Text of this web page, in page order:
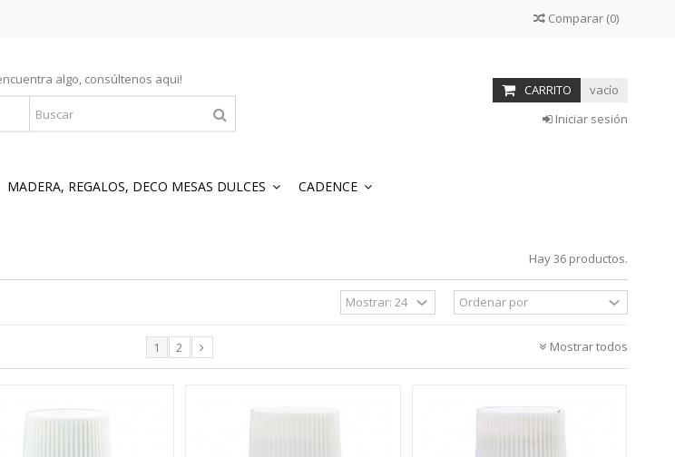
Comparar (0)
algo, consúltenos aqui!
CARRITO
vacío
Iniciar sesión
MADERA, REGALOS, DECO MESAS DULCES CADENCE
Hay 36 productos.
Mostrar todos
1 2